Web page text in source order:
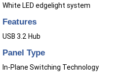
White LED edgelight system
Features
USB 3.2 Hub
Panel Type
In-Plane Switching Technology